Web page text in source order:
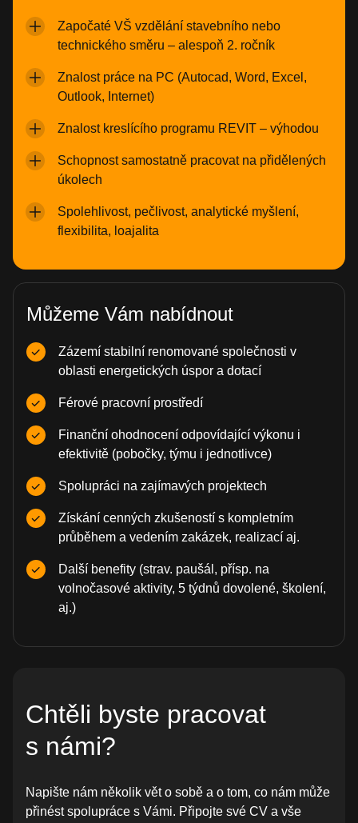
Započaté VŠ vzdělání stavebního nebo
technického směru – alespoň 2. ročník
Znalost práce na PC (Autocad, Word, Excel,
Outlook, Internet)
Znalost kreslícího programu REVIT – výhodou
Schopnost samostatně pracovat na přidělených
úkolech
Spolehlivost, pečlivost, analytické myšlení,
flexibilita, loajalita
Můžeme Vám nabídnout
Zázemí stabilní renomované společnosti v
oblasti energetických úspor a dotací
Férové pracovní prostředí
Finanční ohodnocení odpovídající výkonu i
efektivitě (pobočky, týmu i jednotlivce)
Spolupráci na zajímavých projektech
Získání cenných zkušeností s kompletním
průběhem a vedením zakázek, realizací aj.
Další benefity (strav. paušál, přísp. na
volnočasové aktivity, 5 týdnů dovolené, školení,
aj.)
Chtěli byste pracovat
s námi?
Napište nám několik vět o sobě a o tom, co nám může
přinést spolupráce s Vámi. Připojte své CV a vše